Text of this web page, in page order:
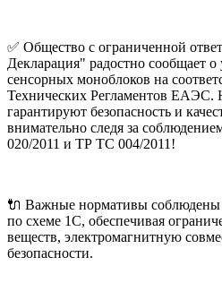
✅ Общество с ограниченной
Декларация" радостно сообщает
сенсорных моноблоков на
Технических Регламентов ЕАЭС.
гарантируют безопасность и
внимательно следя за
020/2011 и ТР ТС 004/2011!
🔌 Важные нормативы соблюдены
по схеме 1С, обеспечивая
веществ, электромагнитную
безопасности.